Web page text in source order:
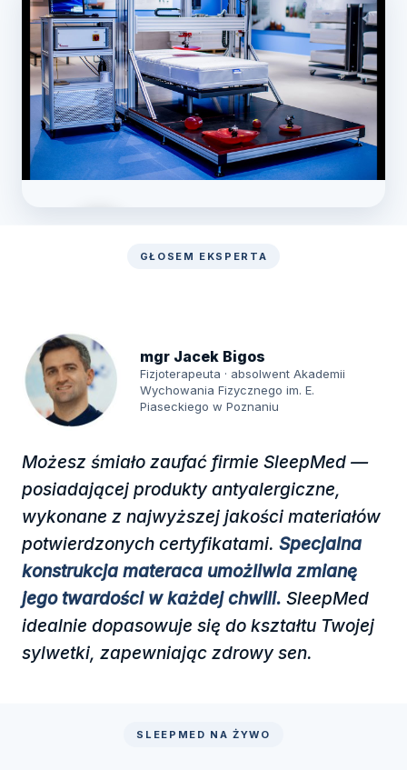
GŁOSEM EKSPERTA
Możesz śmiało zaufać firmie SleepMed —
posiadającej produkty antyalergiczne,
wykonane z najwyższej jakości materiałów
potwierdzonych certyfikatami. Specjalna
konstrukcja materaca umożliwia zmianę
jego twardości w każdej chwili. SleepMed
idealnie dopasowuje się do kształtu Twojej
sylwetki, zapewniając zdrowy sen.
mgr Jacek Bigos
Fizjoterapeuta · absolwent Akademii
Wychowania Fizycznego im. E.
Piaseckiego w Poznaniu
SLEEPMED NA ŻYWO